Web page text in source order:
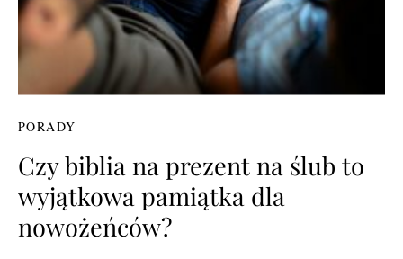
PORADY
Czy biblia na prezent na ślub to
wyjątkowa pamiątka dla
nowożeńców?